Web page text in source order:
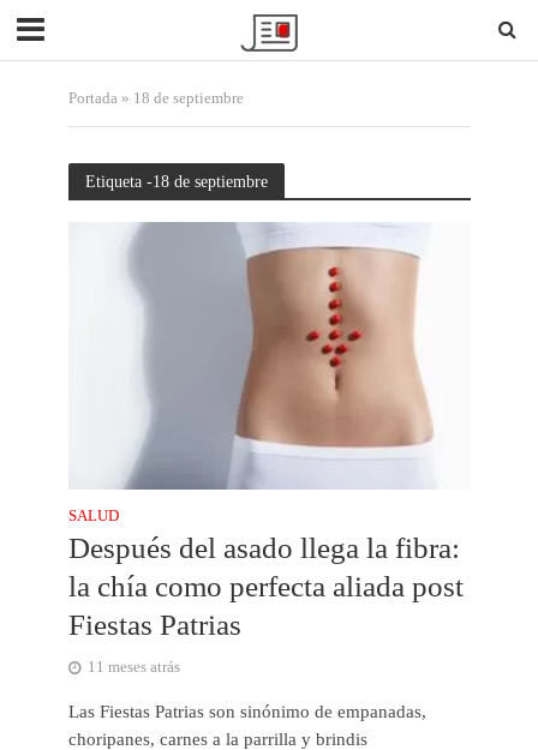
Portada» 18 de septiembre
Etiqueta -18 de septiembre
SALUD
Después del asado llega la fibra:
la chía como perfecta aliada post
Fiestas Patrias
11 meses atrás
Las Fiestas Patrias son sinónimo de empanadas,
choripanes, carnes a la parrilla y brindis